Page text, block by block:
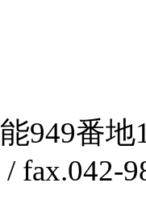
949番地
fax.042-